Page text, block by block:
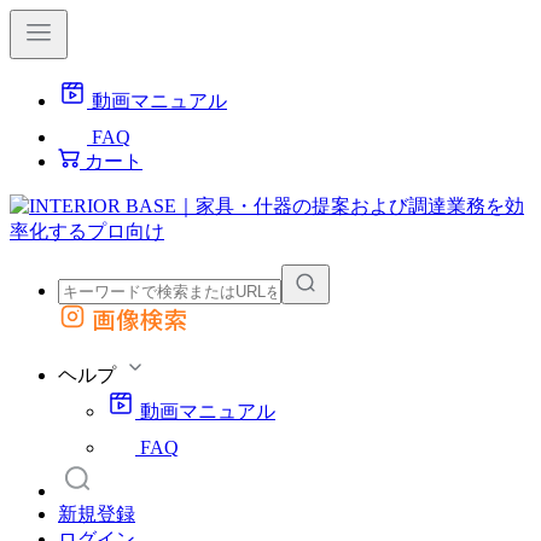
動画マニュアル
FAQ
カート
外部サイトの商品をカートに追加
画像検索
ヘルプ
動画マニュアル
FAQ
新規登録